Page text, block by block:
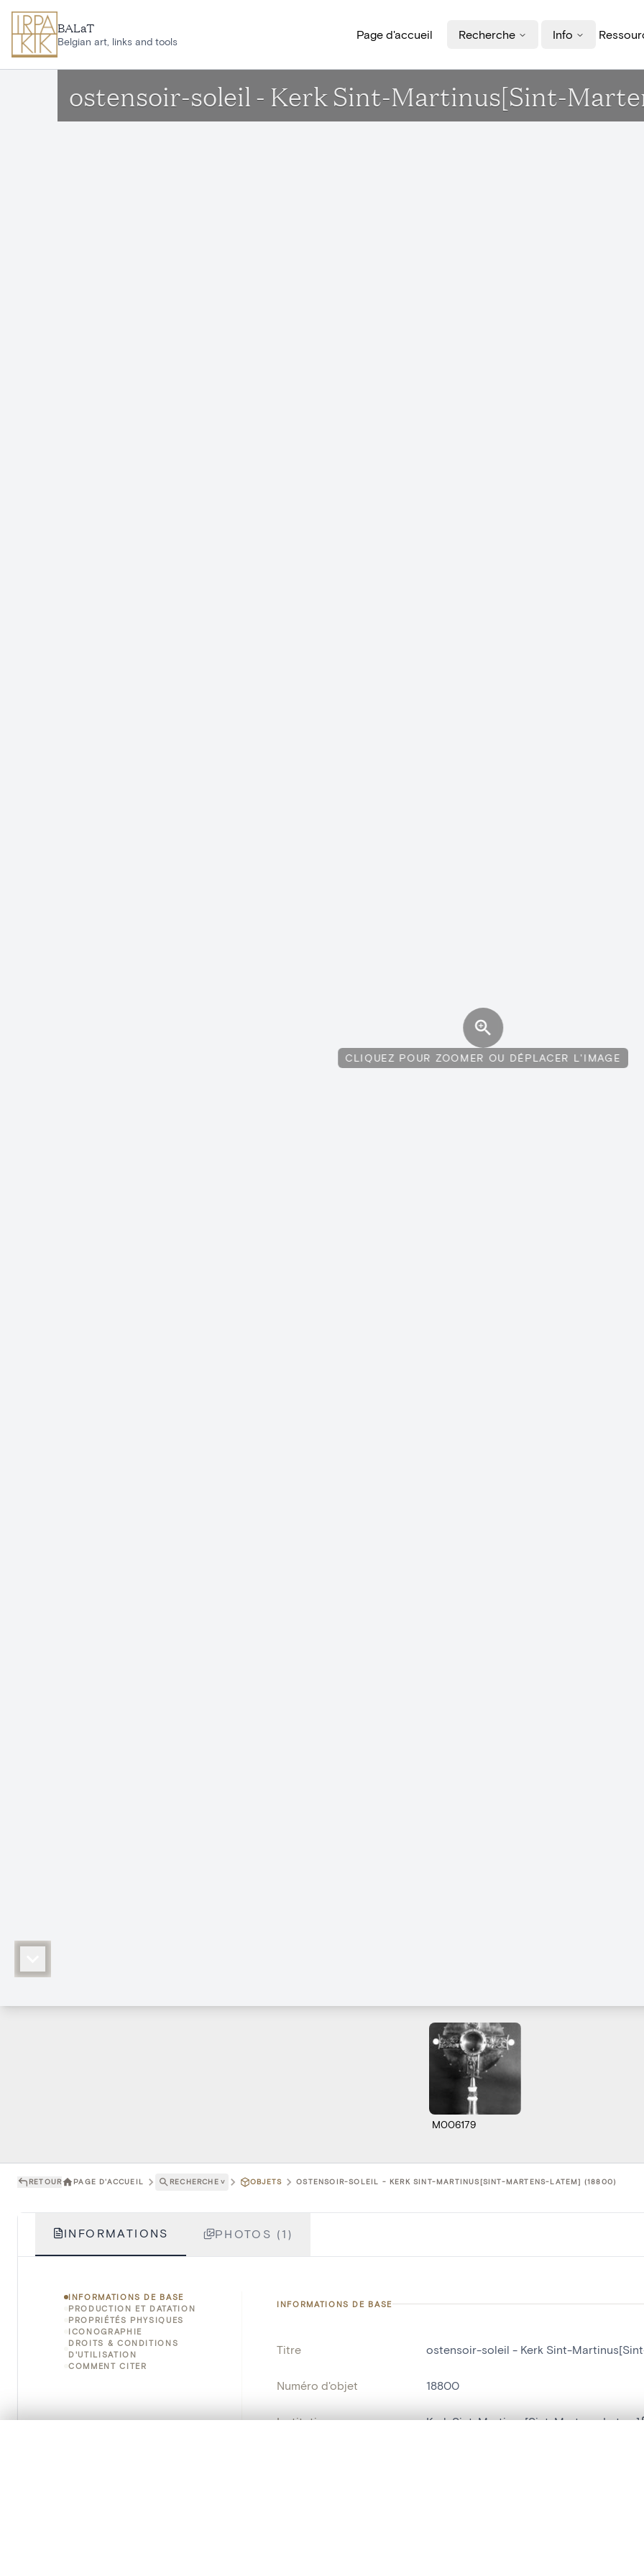
BALaT
Belgian art, links and tools
Page d'accueil Recherche Info
ostensoir-soleil - Kerk Sint-Martinus[Sint-
CLIQUEZ POUR ZOOMER OU DÉPLACER L'IMAGE
M006179
RETOUR PAGE D'ACCUEIL RECHERCHE ˅ OBJETS OSTENSOIR-SOLEIL - KERK SINT-MARTINUS[SINT-MARTENS-LATEM] (18800)
INFORMATIONS PHOTOS (1)
INFORMATIONS DE BASE
PRODUCTION ET DATATION
PROPRIÉTÉS PHYSIQUES
ICONOGRAPHIE
DROITS & CONDITIONS
D'UTILISATION
COMMENT CITER
INFORMATIONS DE BASE
Titre ostensoir-soleil - Kerk Sint-
Numéro d'objet 18800
Institution Kerk Sint-Martinus[Sint-Martens-Latem]